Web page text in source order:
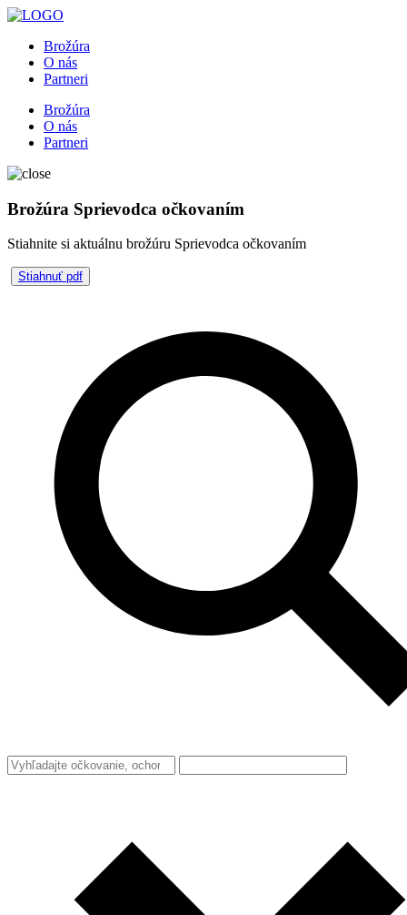
Brožúra
O nás
Partneri
Brožúra
O nás
Partneri
Brožúra Sprievodca očkovaním
Stiahnite si aktuálnu brožúru Sprievodca očkovaním
Stiahnuť pdf